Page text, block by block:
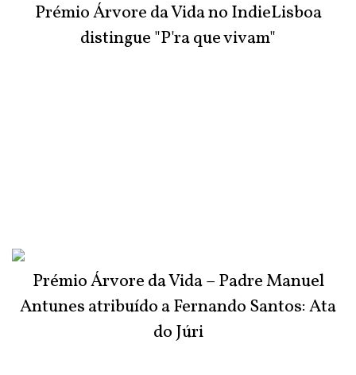
Prémio Árvore da Vida no IndieLisboa
distingue "P'ra que vivam"
Prémio Árvore da Vida – Padre Manuel
Antunes atribuído a Fernando Santos: Ata
do Júri